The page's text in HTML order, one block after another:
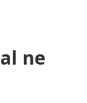
ne